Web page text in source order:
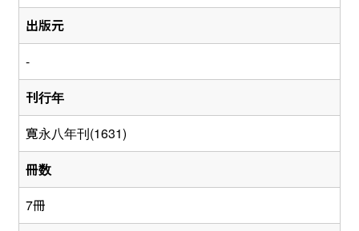
出版元
-
刊行年
寛永八年刊(1631)
冊数
7冊